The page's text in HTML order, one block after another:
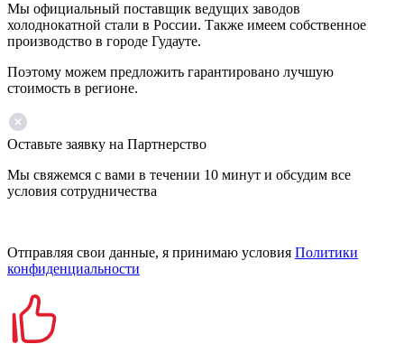
Мы официальный поставщик ведущих заводов
холоднокатной стали в России. Также имеем собственное
производство в городе Гудауте.
Поэтому можем предложить гарантировано лучшую
стоимость в регионе.
Оставьте заявку на Партнерство
Мы свяжемся с вами в течении 10 минут и обсудим все
условия сотрудничества
Отправляя свои данные, я принимаю условия Политики
конфиденциальности